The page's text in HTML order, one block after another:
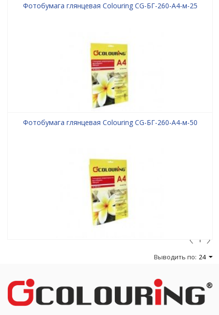
Фотобумага глянцевая Colouring CG-БГ-260-А4-м-25
Фотобумага глянцевая Colouring CG-БГ-260-А4-м-50
1
Выводить по: 24